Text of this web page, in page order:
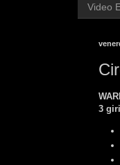
Video
3